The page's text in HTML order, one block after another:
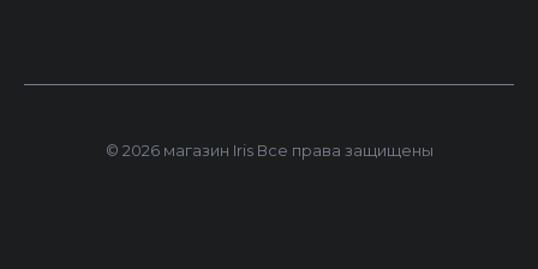
© 2026 магазин Iris Все права защищены